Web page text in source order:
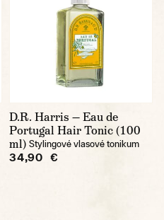
D.R. Harris — Eau de
Portugal Hair Tonic (100
ml) Stylingové vlasové tonikum
34,90 €